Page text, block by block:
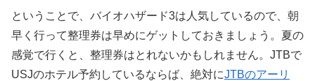
ということで、バイオハザード3は人気しているので、朝
早く行って整理券は早めにゲットしておきましょう。夏の
感覚で行くと、整理券はとれないかもしれません。JTBで
USJのホテル予約しているならば、絶対にJTBのアーリ